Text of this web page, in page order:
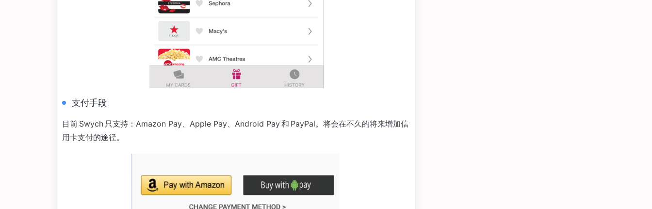
支付手段
目前 Swych 只支持：Amazon Pay、Apple Pay、Android Pay 和 PayPal。将会在不久的将来增加信
用卡支付的途径。